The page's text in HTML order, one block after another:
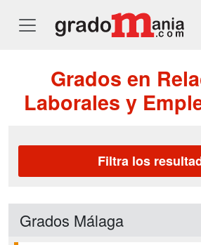
Grados en
Laborales y
Filtra los
Grados Málaga